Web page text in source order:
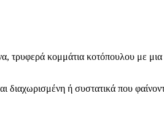
τρυφερά κομμάτια κοτόπουλου με
διαχωρισμένη ή συστατικά που